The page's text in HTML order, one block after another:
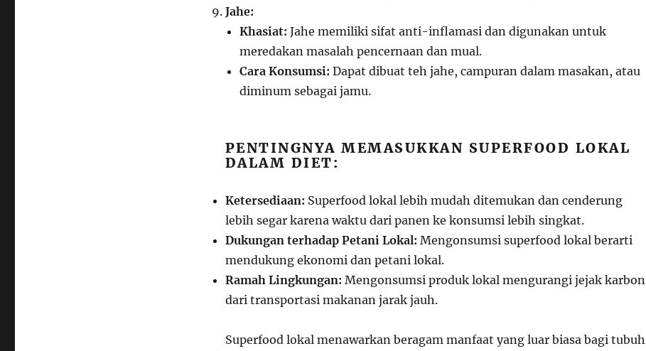
Jahe:
Khasiat: Jahe memiliki sifat anti-inflamasi dan digunakan untuk
meredakan masalah pencernaan dan mual.
Cara Konsumsi: Dapat dibuat teh jahe, campuran dalam masakan, atau
diminum sebagai jamu.
PENTINGNYA MEMASUKKAN SUPERFOOD LOKAL
DALAM DIET:
Ketersediaan: Superfood lokal lebih mudah ditemukan dan cenderung
lebih segar karena waktu dari panen ke konsumsi lebih singkat.
Dukungan terhadap Petani Lokal: Mengonsumsi superfood lokal berarti
mendukung ekonomi dan petani lokal.
Ramah Lingkungan: Mengonsumsi produk lokal mengurangi jejak karbon
dari transportasi makanan jarak jauh.
Superfood lokal menawarkan beragam manfaat yang luar biasa bagi tubuh